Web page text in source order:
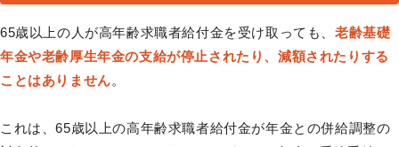
65歳以上の人が高年齢求職者給付金を受け取っても、 老齢基礎
年金や老齢厚生年金の支給が停止されたり、減額されたりする
ことはありません。
これは、65歳以上の高年齢求職者給付金が年金との併給調整の